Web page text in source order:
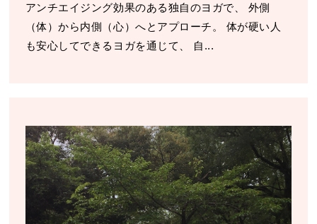
アンチエイジング効果のある独自のヨガで、 外側
（体）から内側（心）へとアプローチ。 体が硬い人
も安心してできるヨガを通じて、 自...